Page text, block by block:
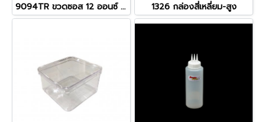
9094TR ขวดซอส 12 ออนซ์ ใส (340ml) 1326 กล่องสี่เหลี่ยม-สูง